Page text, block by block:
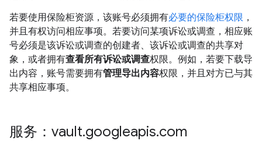
若要使用保险柜资源，该账号必须拥有必要的保险柜权限 ，
并且有权访问相应事项。若要访问某项诉讼或调查，相应账
号必须是该诉讼或调查的创建者、该诉讼或调查的共享对
象，或者拥有查看所有诉讼或调查权限。例如，若要下载导
出内容，账号需要拥有管理导出内容权限，并且对方已与其
共享相应事项。
服务：vault.googleapis.com